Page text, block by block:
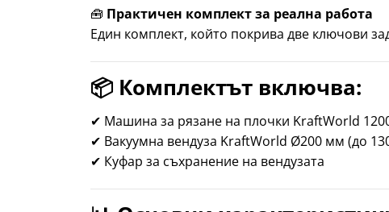
🧰 Практичен комплект за реална работа
Един комплект, който покрива две ключови
📦 Комплектът включва:
✔ Машина за рязане на плочки KraftWorld
✔ Вакуумна вендуза KraftWorld Ø200 мм (до
✔ Куфар за съхранение на вендузата